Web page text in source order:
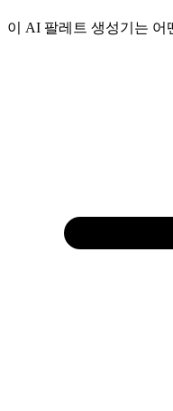
이 AI 팔레트 생성기는 어